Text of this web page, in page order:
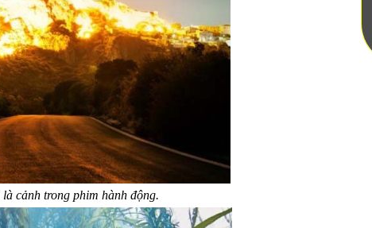
cảnh trong phim hành động.